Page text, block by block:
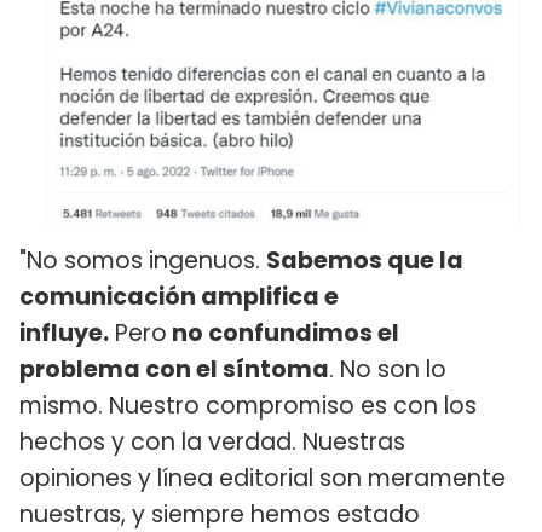
"No somos ingenuos. Sabemos que la
comunicación amplifica e
influye. Pero no confundimos el
problema con el síntoma. No son lo
mismo. Nuestro compromiso es con los
hechos y con la verdad. Nuestras
opiniones y línea editorial son meramente
nuestras, y siempre hemos estado